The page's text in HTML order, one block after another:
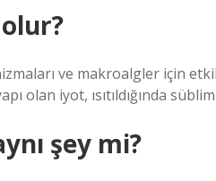
ve makroalgler için
olan iyot, ısıtıldığında
şey mi?